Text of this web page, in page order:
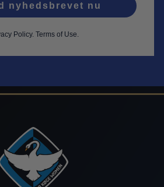
nyhedsbrevet nu
Policy. Terms of Use.